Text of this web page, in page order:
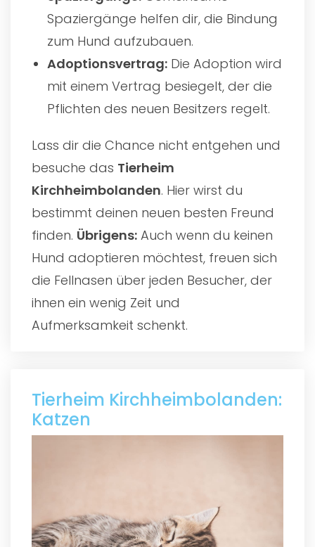
Spaziergänge helfen dir, die Bindung
zum Hund aufzubauen.
Adoptionsvertrag: Die Adoption wird
mit einem Vertrag besiegelt, der die
Pflichten des neuen Besitzers regelt.
Lass dir die Chance nicht entgehen und
besuche das Tierheim
Kirchheimbolanden. Hier wirst du
bestimmt deinen neuen besten Freund
finden. Übrigens: Auch wenn du keinen
Hund adoptieren möchtest, freuen sich
die Fellnasen über jeden Besucher, der
ihnen ein wenig Zeit und
Aufmerksamkeit schenkt.
Tierheim Kirchheimbolanden:
Katzen